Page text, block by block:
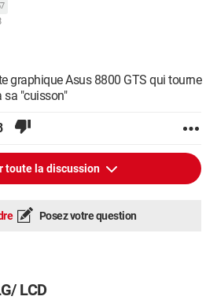
de temps cela va tenir!!!!!!
avec ce PC c'est avec un très
vers vous.
responsabilités si par malheur cela
d'autres membres de CCM
graphique Asus 8800 GTS qui tourne
sa "cuisson"
toute la discussion
Posez votre question
LCD